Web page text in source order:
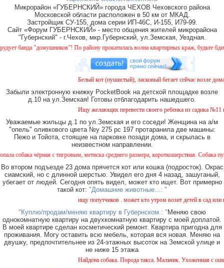
Микрорайон «ГУБЕРНСКИЙ» города ЧЕХОВ Чеховского района
Московской области расположен в 50 км от МКАД.
Застройщик СУ-155, дома серии ИП-46С, И-155, И79-99.
Сайт «Форум ГУБЕРНСКИЙ» - место общения жителей микрорайона
"Губернский" - г.Чехов, мкр.Губернский, ул.Земская, Уездная.
банда "домушников"! По району прокатилась волна квартирных краж, будьте
Белый кот (пушистый), ласковый бегает сейчас возле
Забыли электронную книжку PocketBook на детской площадке возле
д.10 на ул.Земская! Готовы отблагодарить нашедшего.
Ищу желающих перевести своего ребенка из садика №11
Уважаемые жильцы д.1 по ул.Земская и его соседи! Женщина на а/м
"опель" оливкового цвета №у 275 рс 197 протаранила две машины:
Пежо и Тойота, стоящие на парковке позади дома, и скрылась в
неизвестном направлении.
чёрная с тигровым, метиска среднего размера, короткошерстная. Собака
Во втором подъезде 23 дома прячется кот или кошка (подросток). Окрас
сиамский, но с длинной шерстью. Увидел его дня 4 назад, зашуганый,
убегает от людей. Сегодня опять видел, может кто ищет. Вот примерно
такой кот: "Домашние животные...: "
ищу попутчиков . может кто утром возит детей в сад или
"Куплю/продам/меняю квартиру в Губернском.: " Меняю свою
однокомнатную квартиру на двухкомнатную квартиру с моей доплатой.
В моей квартире сделан косметический ремонт. Квартира пригодна для
проживания. Могу оставить всю мебель, которая вся новая. Меняю на
двушку, предпочтительнее из 24-этажных высоток на Земской улице и
не ниже 15 этажа
Найдена собака. Порода такса. Мальчик. Ухоженная с